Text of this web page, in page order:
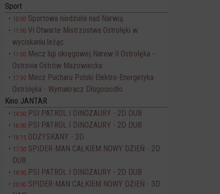
Sport
10:00 Sportowa niedziela nad Narwią
11:00 VI Otwarte Mistrzostwa Ostrołęki w
wyciskaniu leżąc
11:00 Mecz ligi okręgowej Narew II Ostrołęka -
Ostrovia Ostrów Mazowiecka
17:30 Mecz Pucharu Polski Elektro-Energetyka
Ostrołęka - Wymakracz Długosiodło
Kino JANTAR
14:00 PSI PATROL I DINOZAURY - 2D DUB
16:00 PSI PATROL I DINOZAURY - 2D DUB
16:15 ODZYSKANY - 2D
17:50 SPIDER-MAN CAŁKIEM NOWY DZIEŃ - 2D
DUB
18:00 PSI PATROL I DINOZAURY - 2D DUB
20:00 SPIDER-MAN CAŁKIEM NOWY DZIEŃ - 3D